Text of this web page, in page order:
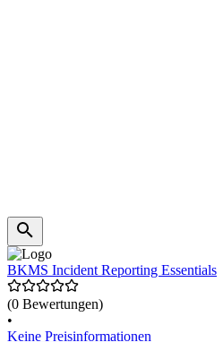
BKMS Incident Reporting Essentials
(0 Bewertungen)
•
Keine Preisinformationen